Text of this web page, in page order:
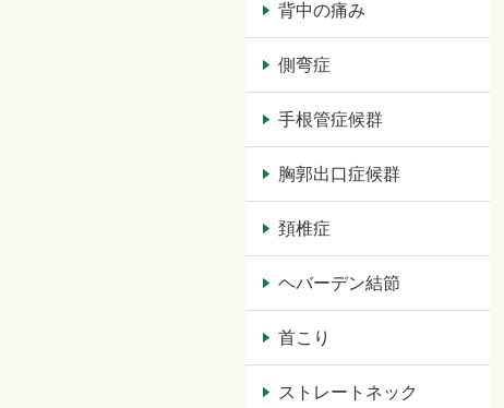
背中の痛み
側弯症
手根管症候群
胸郭出口症候群
頚椎症
ヘバーデン結節
首こり
ストレートネック